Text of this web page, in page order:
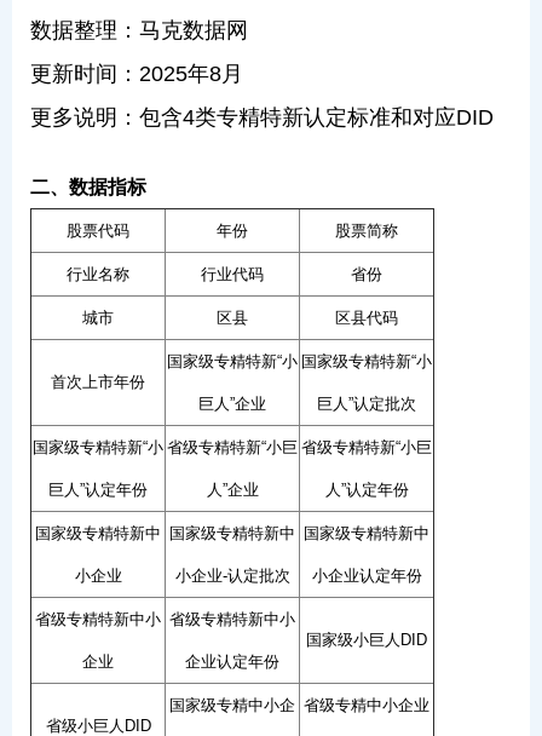
数据整理：马克数据网
更新时间：2025年8月
更多说明：包含4类专精特新认定标准和对应DID
二、数据指标
股票代码 年份 股票简称
行业名称 行业代码 省份
城市 区县 区县代码
首次上市年份
国家级专精特新“小
巨人”企业
国家级专精特新“小
巨人”认定批次
国家级专精特新“小
巨人”认定年份
省级专精特新“小巨
人”企业
省级专精特新“小巨
人”认定年份
国家级专精特新中
小企业
国家级专精特新中
小企业-认定批次
国家级专精特新中
小企业认定年份
省级专精特新中小
企业
省级专精特新中小
企业认定年份
国家级小巨人DID
省级小巨人DID
国家级专精中小企 省级专精中小企业